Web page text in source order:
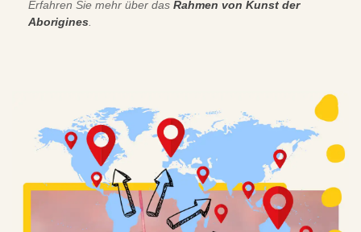
Erfahren Sie mehr über das Rahmen von Kunst der
Aborigines.